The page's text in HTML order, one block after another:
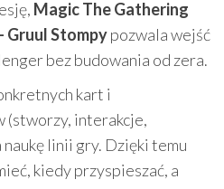
Magic The Gathering
Gruul Stompypozwala wejść
bez budowania od zera.
kart i
(stworzy, interakcje,
linii gry. Dzięki temu
kiedy przyspieszać, a